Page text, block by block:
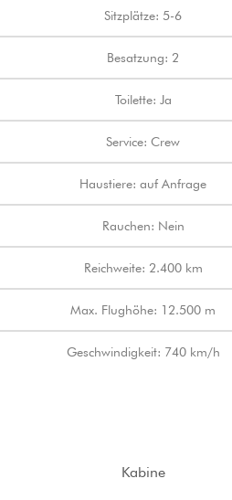
Sitzplätze: 5-6
Besatzung: 2
Toilette: Ja
Service: Crew
Haustiere: auf Anfrage
Rauchen: Nein
Reichweite: 2.400 km
Max. Flughöhe: 12.500 m
Geschwindigkeit: 740 km/h
Kabine